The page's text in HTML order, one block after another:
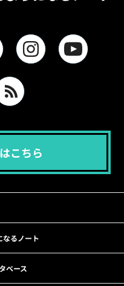
こちら
なるノート
ベース